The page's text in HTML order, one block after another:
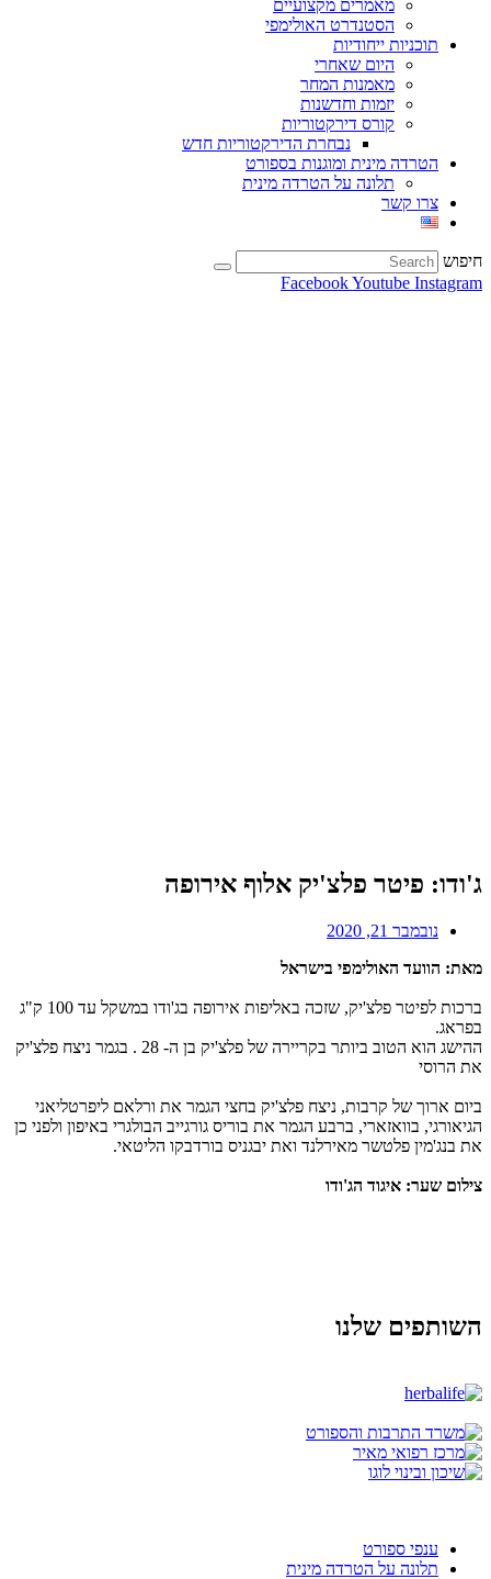
מאמרים מקצועיים
הסטנדרט האולימפי
תוכניות ייחודיות
היום שאחרי
מאמנות המחר
יזמות וחדשנות
קורס דירקטוריות
נבחרת הדירקטוריות חדש
הטרדה מינית ומוגנות בספורט
תלונה על הטרדה מינית
צרו קשר
חיפוש
FacebookYoutube Instagram
ג'ודו: פיטר פלצ'יק אלוף אירופה
נובמבר 21, 2020
מאת: הוועד האולימפי בישראל
ברכות לפיטר פלצ'יק, שזכה באליפות אירופה בג'ודו במשקל עד 100 ק"ג
בפראג.
ההישג הוא הטוב ביותר בקריירה של פלצ'יק בן ה- 28 . בגמר ניצח פלצ'יק
את הרוסי
ביום ארוך של קרבות, ניצח פלצ'יק בחצי הגמר את ורלאם ליפרטליאני
הגיאורגי, בוואזארי, ברבע הגמר את בוריס גורגייב הבולגרי באיפון ולפני כן
את בנג'מין פלטשר מאירלנד ואת יבגניס בורדבקו הליטאי.
צילום שער: איגוד הג'ודו
השותפים שלנו
ענפי ספורט
תלונה על הטרדה מינית